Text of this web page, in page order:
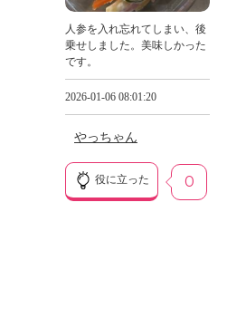
人参を入れ忘れてしまい、後
乗せしました。美味しかった
です。
2026-01-06 08:01:20
やっちゃん
役に立った 0